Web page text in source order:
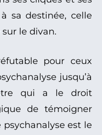
sa destinée, celle
le divan.
pour ceux
jusqu’à
qui a le droit
de témoigner
psychanalyse est le